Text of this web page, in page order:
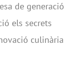
de generació
els secrets
culinària